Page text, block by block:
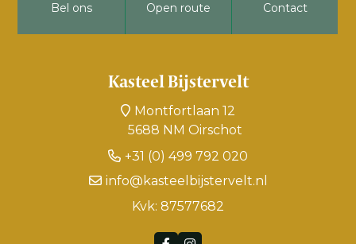
Bel ons Open route Contact
Kasteel Bijstervelt
Montfortlaan 12
5688 NM Oirschot
+31 (0) 499 792 020
info@kasteelbijstervelt.nl
Kvk: 87577682